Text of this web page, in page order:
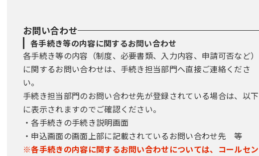
お問い合わせ
各手続き等の内容に関するお問い合わせ
各手続き等の内容（制度、必要書類、入力内容、申請可否など）
に関するお問い合わせは、手続き担当部門へ直接ご連絡くださ
い。
手続き担当部門のお問い合わせ先が登録されている場合は、以下
に表示されますのでご確認ください。
・各手続きの手続き説明画面
・申込画面の画面上部に記載されているお問い合わせ先 等
※各手続きの内容に関するお問い合わせについては、コールセン